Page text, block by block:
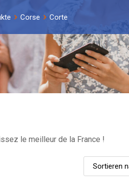
Corse Corte
le meilleur de la France !